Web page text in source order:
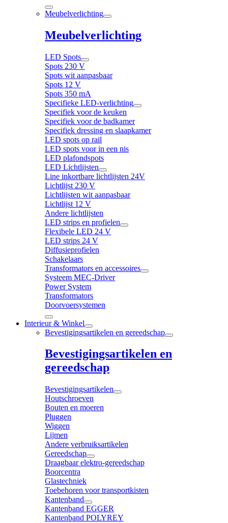
Meubelverlichting
Meubelverlichting
LED Spots
Spots 230 V
Spots wit aanpasbaar
Spots 12 V
Spots 350 mA
Specifieke LED-verlichting
Specifiek voor de keuken
Specifiek voor de badkamer
Specifiek dressing en slaapkamer
LED spots op rail
LED spots voor in een nis
LED plafondspots
LED Lichtlijsten
Line inkortbare lichtlijsten 24V
Lichtlijst 230 V
Lichtlijsten wit aanpasbaar
Lichtlijst 12 V
Andere lichtlijsten
LED strips en profielen
Flexibele LED 24 V
LED strips 24 V
Diffusieprofielen
Schakelaars
Transformators en accessoires
Systeem MEC-Driver
Power System
Transformators
Doorvoersystemen
Interieur & Winkel
Bevestigingsartikelen en gereedschap
Bevestigingsartikelen en
gereedschap
Bevestigingsartikelen
Houtschroeven
Bouten en moeren
Pluggen
Wiggen
Lijmen
Andere verbruiksartikelen
Gereedschap
Draagbaar elektro-gereedschap
Boorcentra
Glastechniek
Toebehoren voor transportkisten
Kantenband
Kantenband EGGER
Kantenband POLYREY